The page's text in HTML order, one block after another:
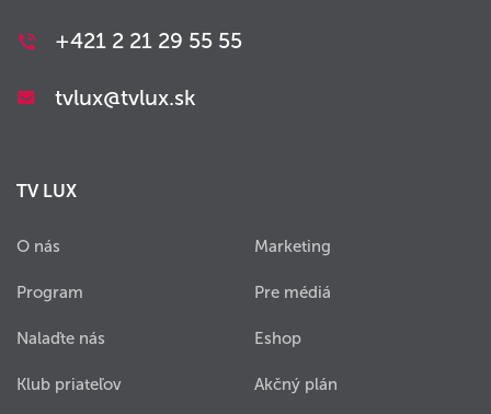
+421 2 21 29 55 55
tvlux@tvlux.sk
TV LUX
O nás
Program
Nalaďte nás
Klub priateľov
Marketing
Pre médiá
Eshop
Akčný plán